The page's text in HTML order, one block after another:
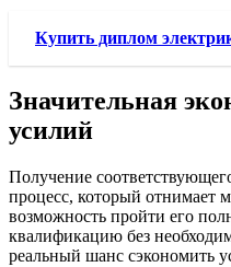
Купить диплом
Значительная
усилий
Получение
процесс, который отнимает
возможность пройти его
квалификацию без
реальный шанс сэкономить